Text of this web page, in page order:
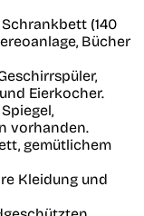
(140
Bücher
Eierkocher.
vorhanden.
gemütlichem
Kleidung und